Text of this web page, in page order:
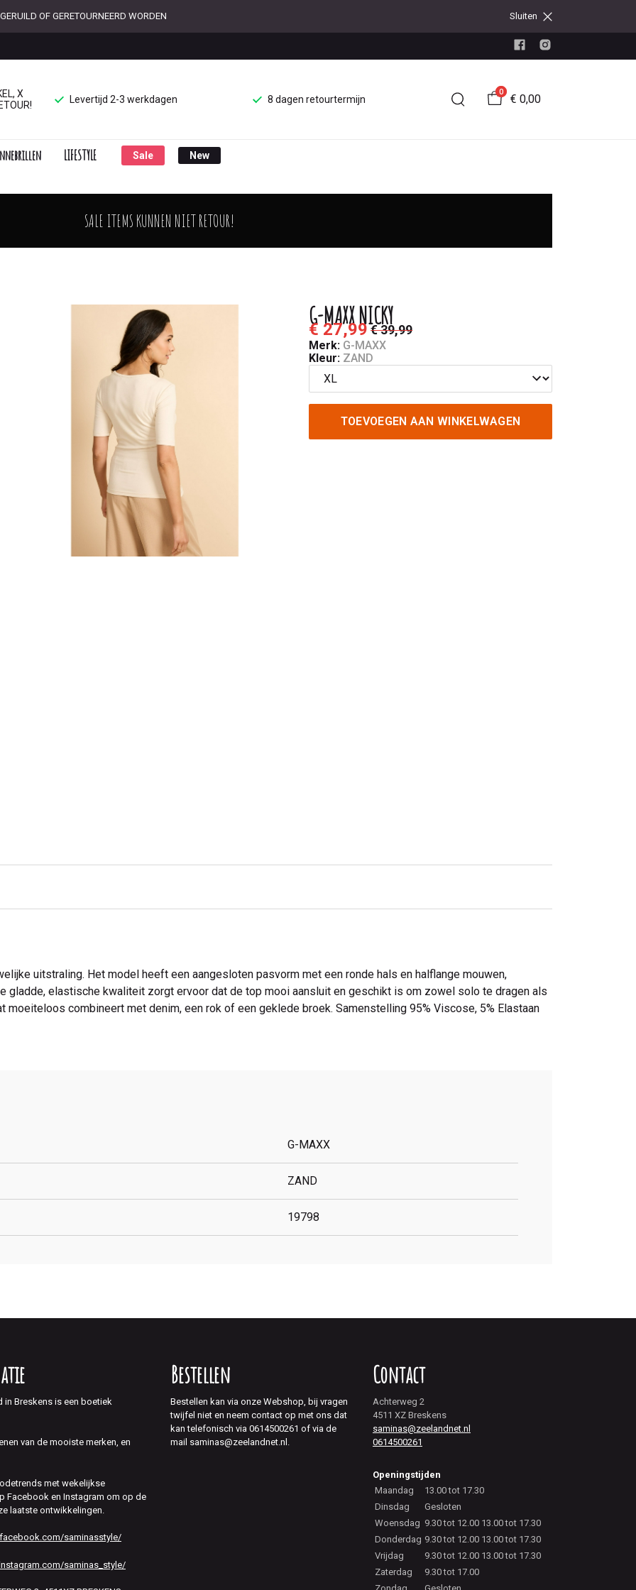
OF GERETOURNEERD WORDEN Sluiten
X
Levertijd 2-3 werkdagen 8 dagen retourtermijn
0
€ 0,00
LIFESTYLE Sale New
SALE ITEMS KUNNEN NIET RETOUR!
G-MAXX NICKY
€ 27,99 € 39,99
Merk: G-MAXX
Kleur: ZAND
TOEVOEGEN AAN WINKELWAGEN
uitstraling. Het model heeft een aangesloten pasvorm met een ronde hals en halflange mouwen,
gladde, elastische kwaliteit zorgt ervoor dat de top mooi aansluit en geschikt is om zowel solo te dragen als
combineert met denim, een rok of een geklede broek. Samenstelling 95% Viscose, 5% Elastaan
G-MAXX
ZAND
19798
in Breskens is een boetiek
van de mooiste merken, en
met wekelijkse
Facebook en Instagram om op de
laatste ontwikkelingen.
saminasstyle/
saminas_style/
Bestellen
Bestellen kan via onze Webshop, bij vragen
twijfel niet en neem contact op met ons dat
kan telefonisch via 0614500261 of via de
mail saminas@zeelandnet.nl.
Contact
Achterweg 2
4511 XZ Breskens
saminas@zeelandnet.nl
0614500261
Openingstijden
Maandag
13.00 tot 17.30
Dinsdag
Gesloten
Woensdag 9.30 tot 12.00 13.00 tot 17.30
Donderdag 9.30 tot 12.00 13.00 tot 17.30
Vrijdag
9.30 tot 12.00 13.00 tot 17.30
Zaterdag
9.30 tot 17.00